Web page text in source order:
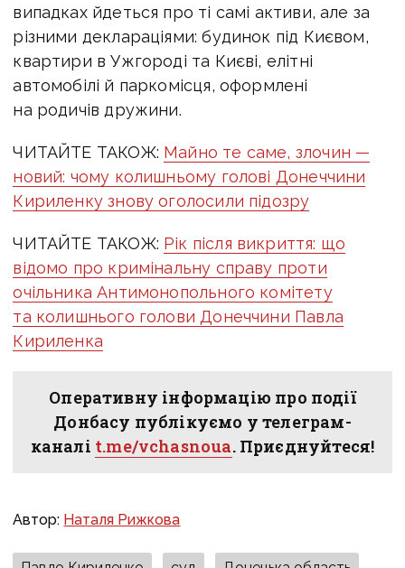
випадках йдеться про ті самі активи, але за
різними деклараціями: будинок під Києвом,
квартири в Ужгороді та Києві, елітні
автомобілі й паркомісця, оформлені
на родичів дружини.
ЧИТАЙТЕ ТАКОЖ: Майно те саме, злочин —
новий: чому колишньому голові Донеччини
Кириленку знову оголосили підозру
ЧИТАЙТЕ ТАКОЖ: Рік після викриття: що
відомо про кримінальну справу проти
очільника Антимонопольного комітету
та колишнього голови Донеччини Павла
Кириленка
Оперативну інформацію про події
Донбасу публікуємо у телеграм-
каналі t.me/vchasnoua. Приєднуйтеся!
Автор: Наталя Рижкова